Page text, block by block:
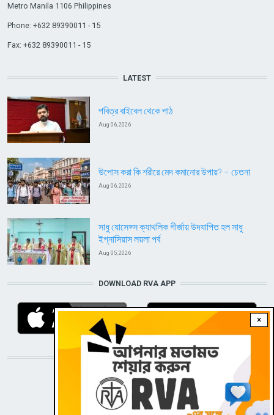
×
Metro Manila 1106 Philippines
Phone: +632 89390011 - 15
Fax: +632 89390011 - 15
LATEST
পবিত্র বাইবেল থেকে পাঠ
Aug 06, 2026
উপোস করা কি শরীরে মেদ কমানোর উপায়? – চেতনা
Aug 06, 2026
সাধু যোসেফ্স ক্যাথলিক গীর্জায় উদযাপিত হল সাধু
ইগ্নাসিয়াস লয়লা পর্ব
Aug 05, 2026
DOWNLOAD RVA APP
STAY CONNECTED WITH US!